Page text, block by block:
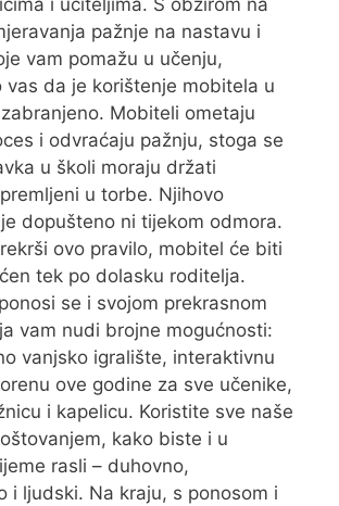
i učiteljima. S obzirom na
pažnje na nastavu i
vam pomažu u učenju,
vas da je korištenje mobitela u
Mobiteli ometaju
i odvraćaju pažnju, stoga se
u školi moraju držati
u torbe. Njihovo
dopušteno ni tijekom odmora.
ovo pravilo, mobitel će biti
tek po dolasku roditelja.
se i svojom prekrasnom
vam nudi brojne mogućnosti:
vanjsko igralište, interaktivnu
ove godine za sve učenike,
i kapelicu. Koristite sve naše
kako biste i u
rasli – duhovno,
i ljudski. Na kraju, s ponosom i